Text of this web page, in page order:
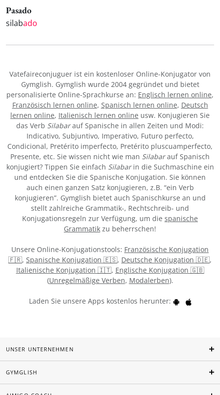
Pasado
silabado
Vatefaireconjuguer ist ein kostenloser Online-Konjugator von
Gymglish. Gymglish wurde 2004 gegründet und bietet
personalisierte Online-Sprachkurse an: Englisch lernen online,
Französisch lernen online, Spanisch lernen online, Deutsch
lernen online, Italienisch lernen online usw. Konjugieren Sie
das Verb Silabarauf Spanische in allen Zeiten und Modi:
Indicativo, Subjuntivo, Imperativo, Futuro perfecto,
Condicional, Pretérito imperfecto, Pretérito pluscuamperfecto,
Presente, etc. Sie wissen nicht wie man Silabarauf Spanisch
konjugiert? Tippen Sie einfach Silabarin die Suchmaschine ein
und entdecken Sie die Spanische Konjugation. Sie können
auch einen ganzen Satz konjugieren, z.B. “ein Verb
konjugieren”. Gymglish bietet auch Spanischkurse an und
stellt zahlreiche Grammatik-, Rechtschreib- und
Konjugationsregeln zur Verfügung, um die spanische
Grammatik zu beherrschen!
Unsere Online-Konjugationstools: Französische Konjugation
🇫🇷, Spanische Konjugation 🇪🇸, Deutsche Konjugation 🇩🇪,
Italienische Konjugation 🇮🇹, Englische Konjugation 🇬🇧
(Unregelmäßige Verben, Modalerben).
Laden Sie unsere Apps kostenlos herunter:
UNSER UNTERNEHMEN
GYMGLISH